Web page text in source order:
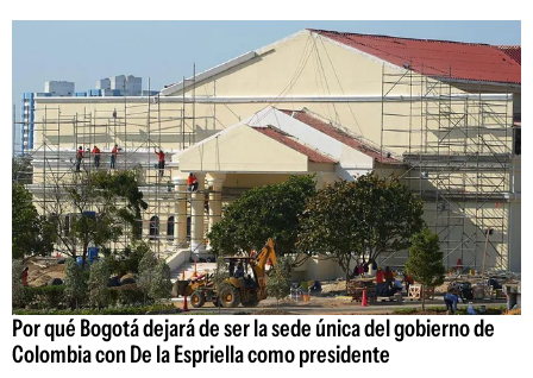
Por qué Bogotá dejará de ser la sede única del gobierno de
Colombia con De la Espriella como presidente